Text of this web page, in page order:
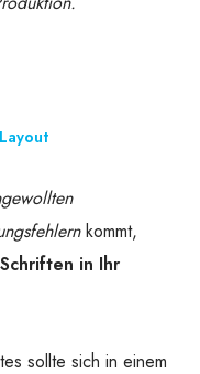
kommt,
in Ihr
sollte sich in einem